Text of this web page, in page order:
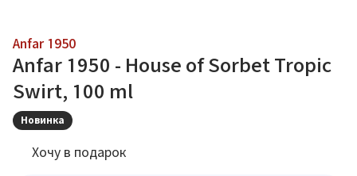
Anfar 1950
Anfar 1950 - House of Sorbet Tropic
Swirt, 100 ml
Новинка
Хочу в подарок